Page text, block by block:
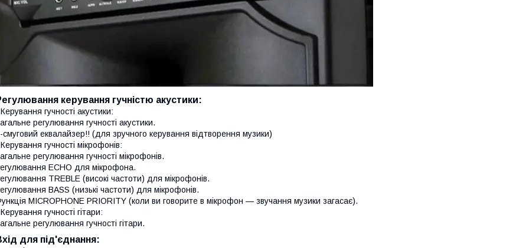
керування гучністю акустики:
гучності акустики:
регулювання гучності акустики.
смуговий еквалайзер!! (для зручного керування відтворення музики)
гучності мікрофонів:
регулювання гучності мікрофонів.
ECHO для мікрофона.
TREBLE (високі частоти) для мікрофонів.
BASS (низькі частоти) для мікрофонів.
MICROPHONE PRIORITY (коли ви говорите в мікрофон — звучання музики загасає).
гучності гітари:
регулювання гучності гітари.
для під'єднання: